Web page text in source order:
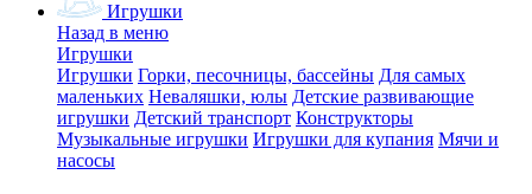
Игрушки
Назад в меню
Игрушки
Игрушки Горки, песочницы, бассейны Для самых
маленьких Неваляшки, юлы Детские развивающие
игрушки Детский транспорт Конструкторы
Музыкальные игрушки Игрушки для купания Мячи и
насосы